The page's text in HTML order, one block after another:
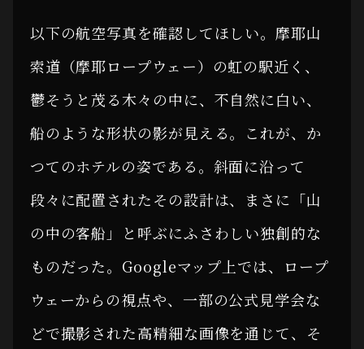
以下の航空写真を確認してほしい。摩耶山
索道（摩耶ロープウェー）の虹の駅近く、
鬱そうと茂る木々の中に、不自然に白い、
船のような形状の影が見える。これが、か
つてのホテルの姿である。斜面に沿って
段々に配置されたその設計は、まさに「山
の中の客船」と呼ぶにふさわしい独創的な
ものだった。Googleマップ上では、ロープ
ウェーからの視点や、一部の公式見学会な
どで撮影された高精細な画像を通じて、そ